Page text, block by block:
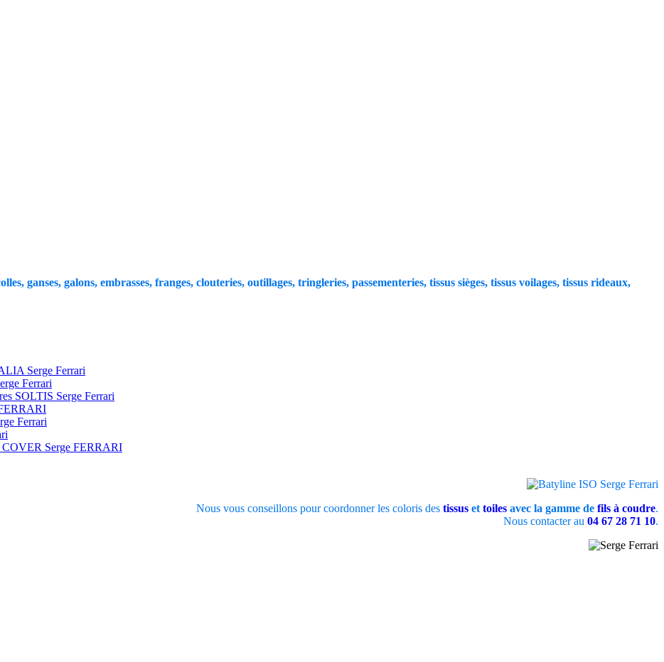
ganses, galons, embrasses, franges, clouteries, outillages, tringleries, passementeries, tissus sièges, tissus voilages, tissus rideaux,
Serge Ferrari
Ferrari
SOLTIS Serge Ferrari
Ferrari
COVER Serge FERRARI
Nous vous conseillons pour coordonner les coloris des tissus et toiles avec la gamme de fils à coudre.
Nous contacter au 04 67 28 71 10.